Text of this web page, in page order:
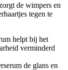
de wimpers en
tegen te
helpt bij het
verminderd
de glans en